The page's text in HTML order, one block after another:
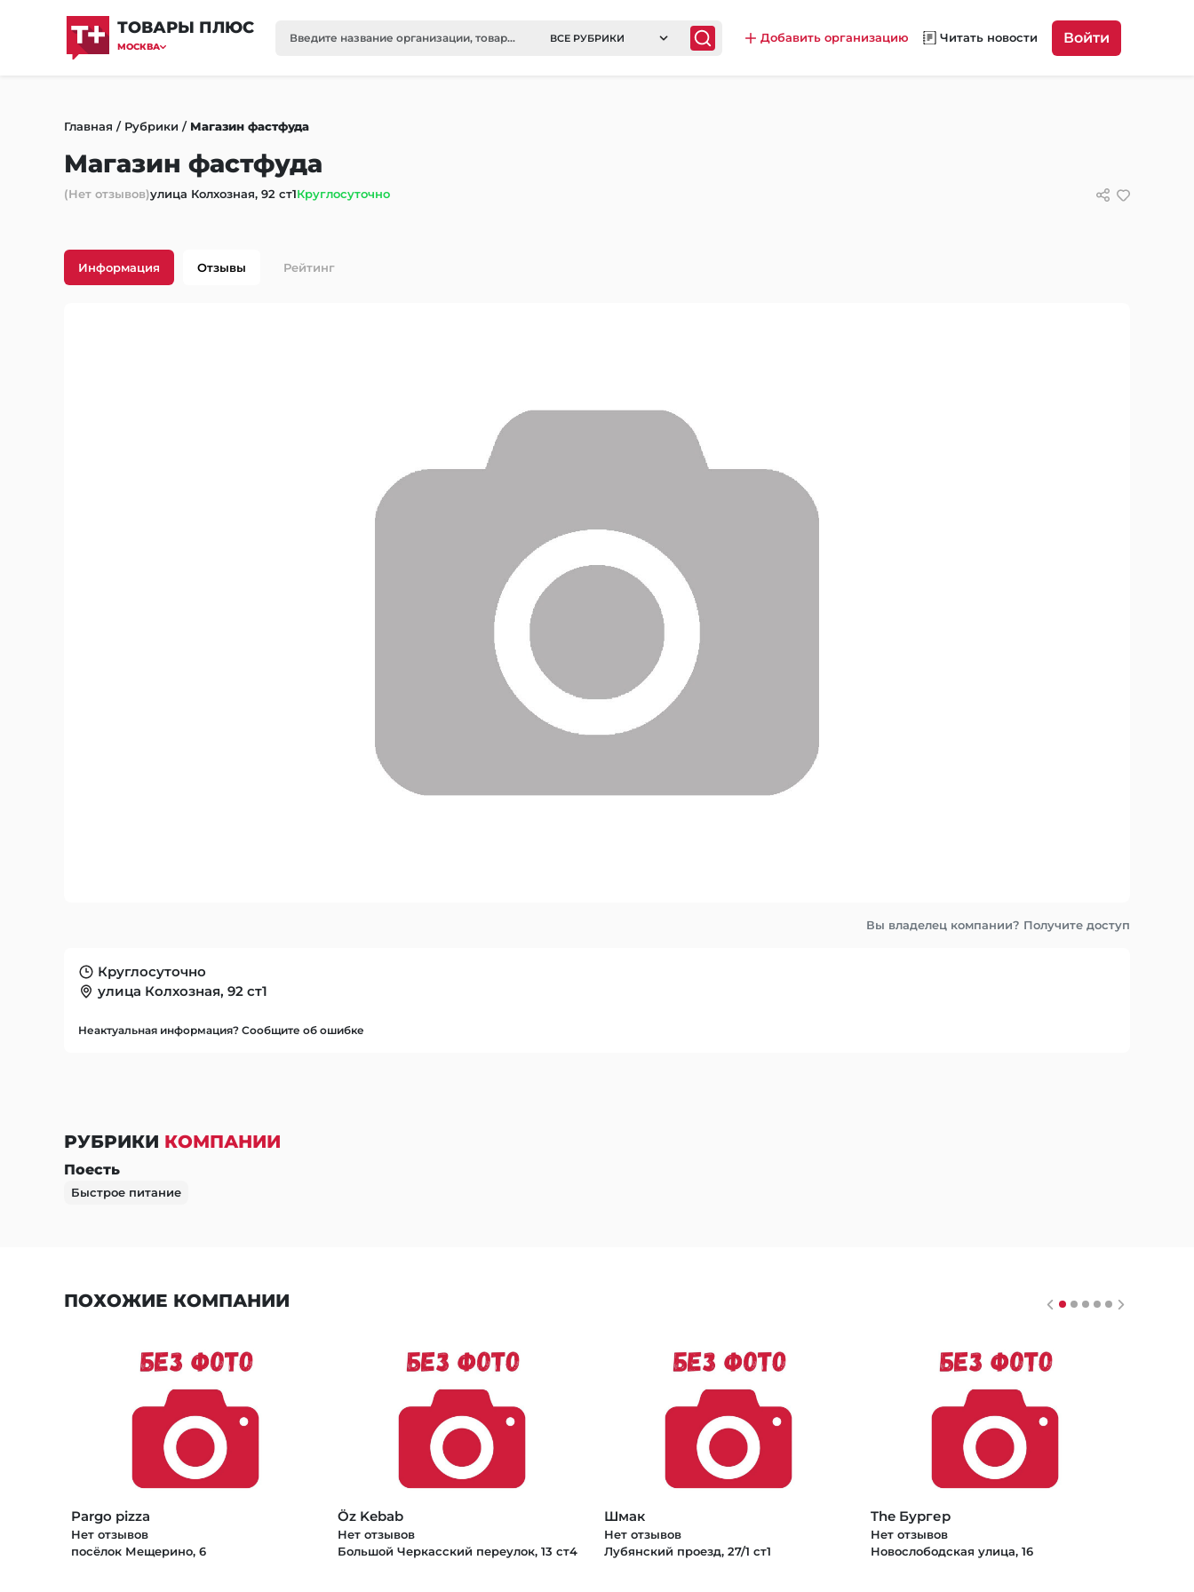
ТОВАРЫ ПЛЮС
МОСКВА
ВСЕ РУБРИКИ Добавить организацию Читать новости Войти
Главная / Рубрики / Магазин фастфуда
Магазин фастфуда
(Нет отзывов)улица Колхозная, 92 ст1Круглосуточно
Информация Отзывы Рейтинг
Вы владелец компании? Получите доступ
Круглосуточно
улица Колхозная, 92 ст1
Неактуальная информация? Сообщите об ошибке
РУБРИКИ КОМПАНИИ
Поесть
Быстрое питание
ПОХОЖИЕ КОМПАНИИ
Pargo pizza
Нет отзывов
посёлок Мещерино, 6
Öz Kebab
Нет отзывов
Большой Черкасский переулок, 13 ст4
Шмак
Нет отзывов
Лубянский проезд, 27/1 ст1
The Бургер
Нет отзывов
Новослободская улица, 16